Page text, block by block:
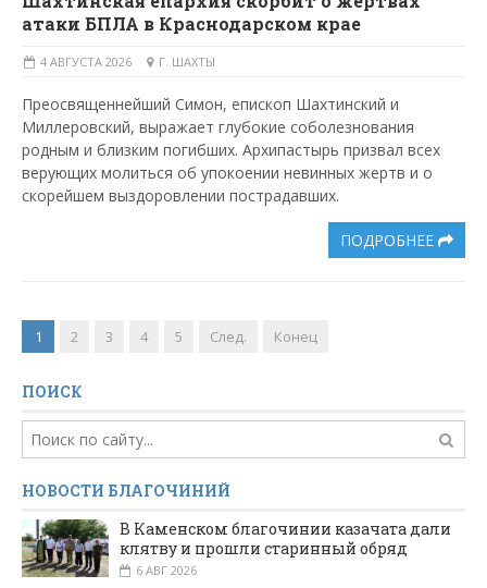
атаки БПЛА в Краснодарском крае
4 АВГУСТА 2026 Г. ШАХТЫ
Преосвященнейший Симон, епископ Шахтинский и
Миллеровский, выражает глубокие соболезнования
родным и близким погибших. Архипастырь призвал всех
верующих молиться об упокоении невинных жертв и о
скорейшем выздоровлении пострадавших.
ПОДРОБНЕЕ
1 2 3 4 5 След. Конец
ПОИСК
НОВОСТИ БЛАГОЧИНИЙ
В Каменском благочинии казачата дали
клятву и прошли старинный обряд
6 АВГ 2026